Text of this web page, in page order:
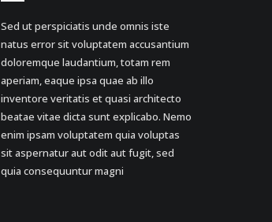
Sed ut perspiciatis unde omnis iste
natus error sit voluptatem accusantium
doloremque laudantium, totam rem
aperiam, eaque ipsa quae ab illo
inventore veritatis et quasi architecto
beatae vitae dicta sunt explicabo. Nemo
enim ipsam voluptatem quia voluptas
sit aspernatur aut odit aut fugit, sed
quia consequuntur magni